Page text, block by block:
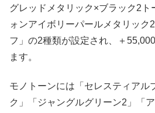
グレッドメタリック×ブラック2ト
ォンアイボリーパールメタリック
フ」の2種類が設定され、＋
ます。
モノトーンには「セレスティアル
ク」「ジャングルグリーン2」「